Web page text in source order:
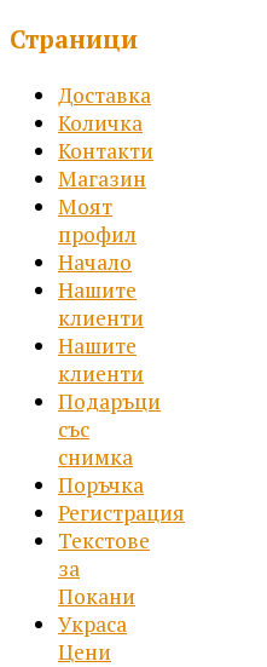
range:
/
21.49 лв.
through
22.75 €
/
44.50 лв.
Страници
Доставка
Количка
Контакти
Магазин
Моят
профил
Начало
Нашите
клиенти
Нашите
клиенти
Подаръци
със
снимка
Поръчка
Регистрация
Текстове
за
Покани
Украса
Цени